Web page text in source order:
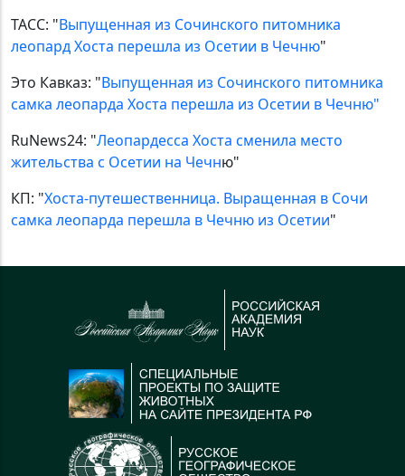
ТАСС: "Выпущенная из Сочинского питомника
леопард Хоста перешла из Осетии в Чечню"
Это Кавказ: "Выпущенная из Сочинского питомника
самка леопарда Хоста перешла из Осетии в Чечню"
RuNews24: "Леопардесса Хоста сменила место
жительства с Осетии на Чечню"
КП: "Хоста-путешественница. Выращенная в Сочи
самка леопарда перешла в Чечню из Осетии"